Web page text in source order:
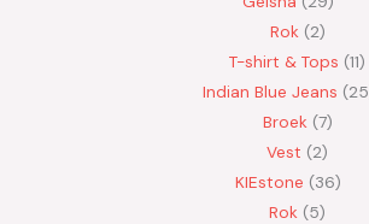
Rok 2
T-shirt & Tops 11
Indian Blue Jeans 25
Broek 7
Vest
2
KIEstone
36
Rok
5